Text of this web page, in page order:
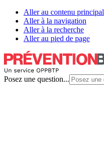
Aller au contenu principal
Aller à la navigation
Aller à la recherche
Aller au pied de page
Posez une question...